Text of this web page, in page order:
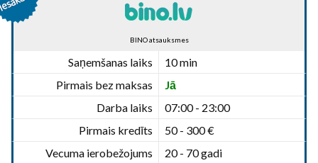
BINO atsauksmes
Saņemšanas laiks
10 min
Pirmais bez maksas
Jā
Darba laiks
07:00 - 23:00
Pirmais kredīts
50 - 300 €
Vecuma ierobežojums
20 - 70 gadi